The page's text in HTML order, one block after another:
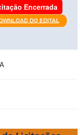
Encerrada